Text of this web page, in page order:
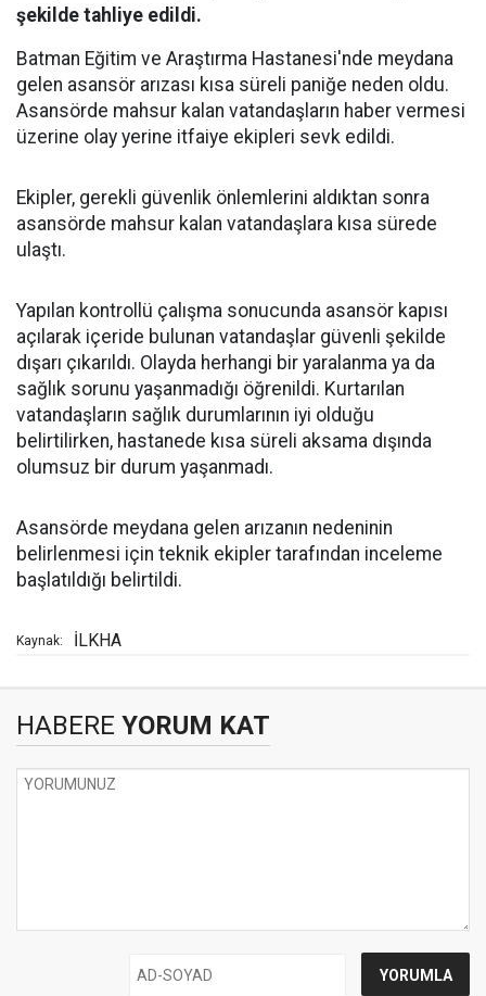
şekilde tahliye edildi.
Batman Eğitim ve Araştırma Hastanesi'nde meydana
gelen asansör arızası kısa süreli paniğe neden oldu.
Asansörde mahsur kalan vatandaşların haber vermesi
üzerine olay yerine itfaiye ekipleri sevk edildi.
Ekipler, gerekli güvenlik önlemlerini aldıktan sonra
asansörde mahsur kalan vatandaşlara kısa sürede
ulaştı.
Yapılan kontrollü çalışma sonucunda asansör kapısı
açılarak içeride bulunan vatandaşlar güvenli şekilde
dışarı çıkarıldı. Olayda herhangi bir yaralanma ya da
sağlık sorunu yaşanmadığı öğrenildi. Kurtarılan
vatandaşların sağlık durumlarının iyi olduğu
belirtilirken, hastanede kısa süreli aksama dışında
olumsuz bir durum yaşanmadı.
Asansörde meydana gelen arızanın nedeninin
belirlenmesi için teknik ekipler tarafından inceleme
başlatıldığı belirtildi.
Kaynak: İLKHA
HABERE YORUM KAT